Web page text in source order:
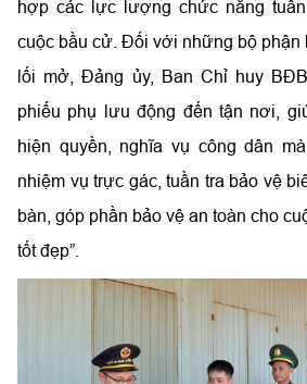
hợp các lực lượng chức năng
cuộc bầu cử. Đối với những bộ phận
lối mở, Đảng ủy, Ban Chỉ huy
phiếu phụ lưu động đến tận nơi,
hiện quyền, nghĩa vụ công dân
nhiệm vụ trực gác, tuần tra bảo vệ
bàn, góp phần bảo vệ an toàn cho
tốt đẹp”.